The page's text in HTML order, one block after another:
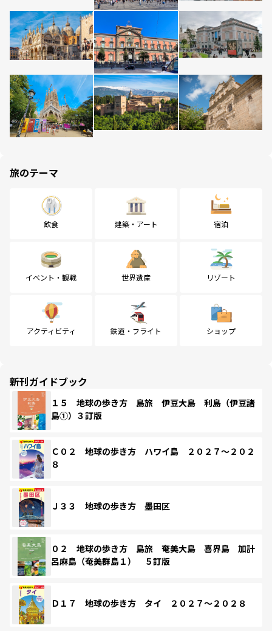
旅のテーマ
飲食 建築・アート 宿泊
イベント・観戦 世界遺産 リゾート
アクティビティ 鉄道・フライト ショップ
新刊ガイドブック
１５ 地球の歩き方 島旅 伊豆大島 利島（伊豆諸
島①）３訂版
Ｃ０２ 地球の歩き方 ハワイ島 ２０２７～２０２
８
Ｊ３３ 地球の歩き方 墨田区
０２ 地球の歩き方 島旅 奄美大島 喜界島 加計
呂麻島（奄美群島１） ５訂版
Ｄ１７ 地球の歩き方 タイ ２０２７～２０２８